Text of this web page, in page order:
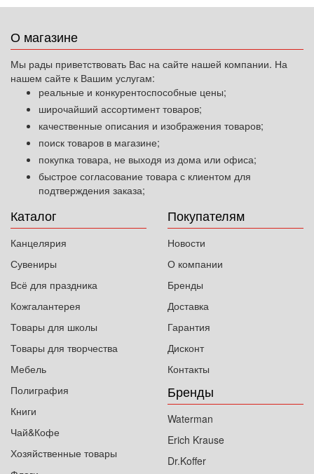
О магазине
Мы рады приветствовать Вас на сайте нашей компании. На
нашем сайте к Вашим услугам:
реальные и конкурентоспособные цены;
широчайший ассортимент товаров;
качественные описания и изображения товаров;
поиск товаров в магазине;
покупка товара, не выходя из дома или офиса;
быстрое согласование товара с клиентом для
подтверждения заказа;
Каталог
Канцелярия
Сувениры
Всё для праздника
Кожгалантерея
Товары для школы
Товары для творчества
Мебель
Полиграфия
Книги
Чай&Кофе
Хозяйственные товары
Покупателям
Новости
О компании
Бренды
Доставка
Гарантия
Дисконт
Контакты
Бренды
Waterman
Erich Krause
Dr.Koffer